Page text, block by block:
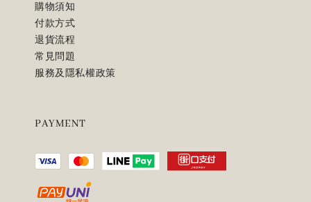
購物須知
付款方式
退貨流程
常見問題
服務及隱私權政策
PAYMENT